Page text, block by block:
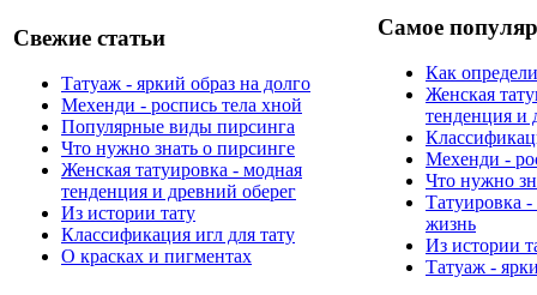
Свежие статьи
Татуаж - яркий образ на долго
Мехенди - роспись тела хной
Популярные виды пирсинга
Что нужно знать о пирсинге
Женская татуировка - модная
тенденция и древний оберег
Из истории тату
Классификация игл для тату
О красках и пигментах
Самое
Как
Женская
тенденция и
Мехенди -
Что нужно
Татуировка
жизнь
Из истории
Татуаж -